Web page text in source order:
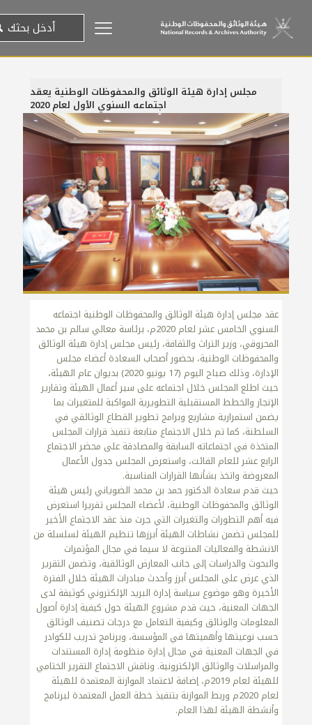
مجلس إدارة هيئة الوثائق والمحفوظات الوطنية يعقد
اجتماعه السنوي الأول لعام 2020
24 سبتمبر، 2020
عقد مجلس إدارة هيئة الوثائق والمحفوظات الوطنية اجتماعه
السنوي الخامس عشر لعام 2020م، برئاسة معالي سالم بن محمد
المحروقي، وزير التراث والثقافة، رئيس مجلس إدارة هيئة الوثائق
والمحفوظات الوطنية، بحضور أصحاب السعادة أعضاء مجلس
الإدارة، وذلك صباح اليوم (17 يونيو 2020) بديوان عام الهيئة،
حيث اطلع المجلس خلال اجتماعه على سير أعمال الهيئة وتقارير
الإنجاز والخطط المستقبلية التطويرية المواكبة للمتغيرات بما
يضمن استمرارية مشاريع وبرامج تطوير القطاع الوثائقي في
السلطنة، كما تم خلال الاجتماع متابعة تنفيذ قرارات المجلس
المتخذة في اجتماعاته السابقة والمصادقة على محضر الاجتماع
الرابع عشر للعام الفائت، واستعرض المجلس جدول الأعمال
المعروضة واتخذ بشأنها القرارات المناسبة.
حيث قدم سعادة الدكتور حمد بن محمد الضوياني رئيس هيئة
الوثائق والمحفوظات الوطنية، لأعضاء المجلس تقريرا استعرض
فيه أهم التطورات والتغيرات التي جرت منذ عقد الاجتماع الأخير
للمجلس تضمن نشاطات الهيئة أبرزها تنظيم الهيئة لسلسلة من
الانشطة والفعاليات المتنوعة لا سيما في مجال المؤتمرات
والبحوث والدراسات إلى جانب المعارض الوثائقية، وتضمن التقرير
الذي عرض على المجلس أبرز وأحدث مبادرات الهيئة خلال الفترة
الأخيرة وهو موضوع سياسة إدارة البريد الإلكتروني كوثيقة لدى
الجهات المعنية، حيث قدم مشروع الهيئة حول كيفية إدارة أصول
المعلومات والوثائق وكيفية التعامل مع درجات تصنيف الوثائق
حسب نوعيتها وأهميتها في المؤسسة، وبرنامج تدريب للكوادر
في الجهات المعنية في مجال إدارة منظومة إدارة المستندات
والمراسلات والوثائق الإلكترونية. وناقش الاجتماع التقرير الختامي
للهيئة لعام 2019م، إضافة لاعتماد الموازنة المعتمدة للهيئة
لعام 2020م وربط الموازنة بتنفيذ خطة العمل المعتمدة لبرنامج
وأنشطة الهيئة لهذا العام.